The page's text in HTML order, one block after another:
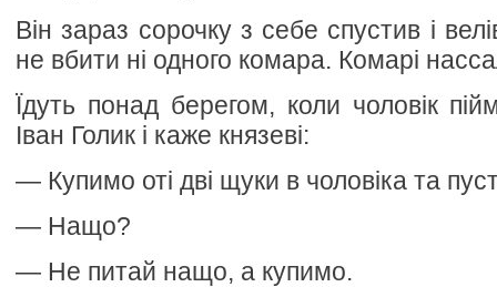
Він зараз сорочку з себе спустив і
не вбити ні одного комара. Комарі
Їдуть понад берегом, коли чоловік
Іван Голик і каже князеві:
— Купимо оті дві щуки в чоловіка та
— Нащо?
— Не питай нащо, а купимо.